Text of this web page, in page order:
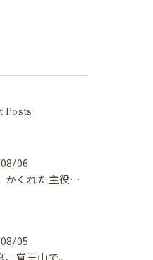
Posts
06
呼吸の、かくれた主役（横隔膜と自律神経）
05
、覚王山で。